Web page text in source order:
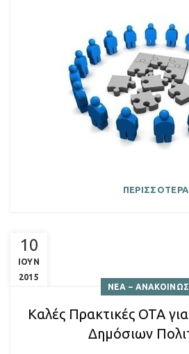
ΠΕΡΙΣΣΟΤΕΡΑ
10
ΙΟΥΝ
2015
ΝΕΑ –
Καλές Πρακτικές ΟΤΑ
Δημόσιων